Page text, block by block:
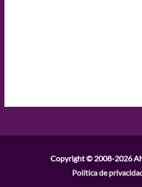
Copyright © 2008-2026
Política de